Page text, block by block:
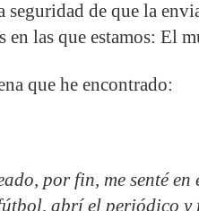
seguridad de que la
en las que estamos: El
que he encontrado:
por fin, me senté
abrí el periódico